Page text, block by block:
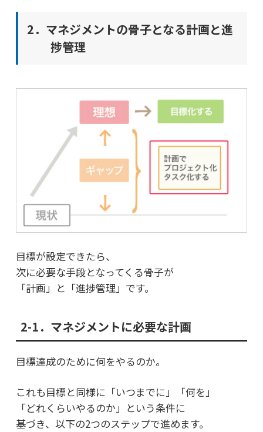
2．マネジメントの骨子となる計画と進
捗管理
目標が設定できたら、
次に必要な手段となってくる骨子が
「計画」と「進捗管理」です。
2-1．マネジメントに必要な計画
目標達成のために何をやるのか。
これも目標と同様に「いつまでに」「何を」
「どれくらいやるのか」という条件に
基づき、以下の2つのステップで進めます。